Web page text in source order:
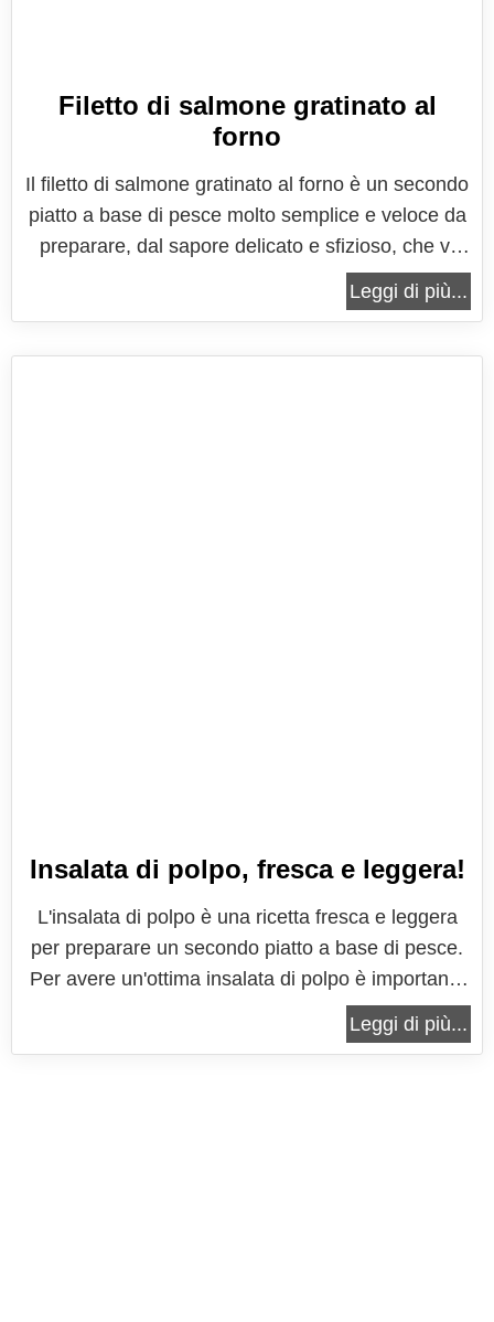
Filetto di salmone gratinato al
forno
Il filetto di salmone gratinato al forno è un secondo
piatto a base di pesce molto semplice e veloce da
preparare, dal sapore delicato e sfizioso, che vi
farà apprezzare a pieno tutto il buon gusto di
questo pesce, accompagnato da una croccante e
Leggi di più...
Insalata di polpo, fresca e leggera!
L'insalata di polpo è una ricetta fresca e leggera
per preparare un secondo piatto a base di pesce.
Per avere un'ottima insalata di polpo è importante
utilizzare un polpo fresco, con una colorazione
molto viva. Questo tipo di piatto è molto diffuso
Leggi di più...